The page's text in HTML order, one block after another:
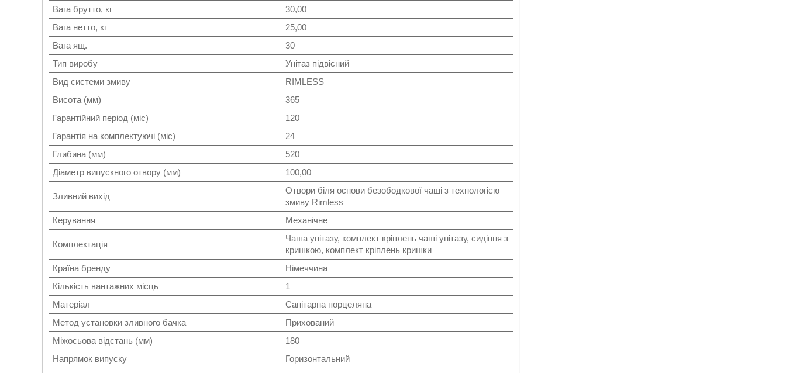
Вага брутто, кг
30,00
Вага нетто, кг
25,00
Вага ящ.
30
Тип виробу
Унітаз підвісний
Вид системи змиву
RIMLESS
Висота (мм)
365
Гарантійний період (міс)
120
Гарантія на комплектуючі (міс)
24
Глибина (мм)
520
Діаметр випускного отвору (мм)
100,00
Зливний вихід
Отвори біля основи безободкової чаші з технологією
змиву Rimless
Керування
Механічне
Комплектація
Чаша унітазу, комплект кріплень чаші унітазу, сидіння з
кришкою, комплект кріплень кришки
Країна бренду
Німеччина
Кількість вантажних місць
1
Матеріал
Санітарна порцеляна
Метод установки зливного бачка
Прихований
Міжосьова відстань (мм)
180
Напрямок випуску
Горизонтальний